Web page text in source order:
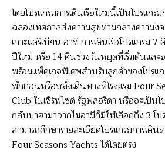
โดยโปรแกรมการเดินเรือใหม่นี้เป็นโปรแกร
ฉลองเทศกาลส่งความสุขท่ามกลางความง
เกาะแคริเบียน อาทิ การเดินเรือโปรแกรม
ปีใหม่ หรือ 14 คืนช่วงวันหยุดที่เริ่มต้นและ
พร้อมแพ็คเกจพิเศษสำหรับลูกค้าของโปรแ
พักก่อนหรือหลังเดินทางที่โรงแรม Four
Club ในเซิร์ฟไซด์ รัฐฟลอริดา หรือจะเป็นโ
กลับบาฮามาจากไมอามีก็มีให้เลือกถึง 3 โ
สามารถศึกษารายละเอียดโปรแกรมการเดิน
Four Seasons Yachts ได้โดยตรง